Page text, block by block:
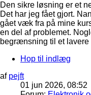
Den sikre løsning er et
Det har jeg fået gjort.
gået væk fra på mine
en del af problemet.
begrænsning til et lavere
Hop til indlæg
af pejft
01 jun 2026, 08:52